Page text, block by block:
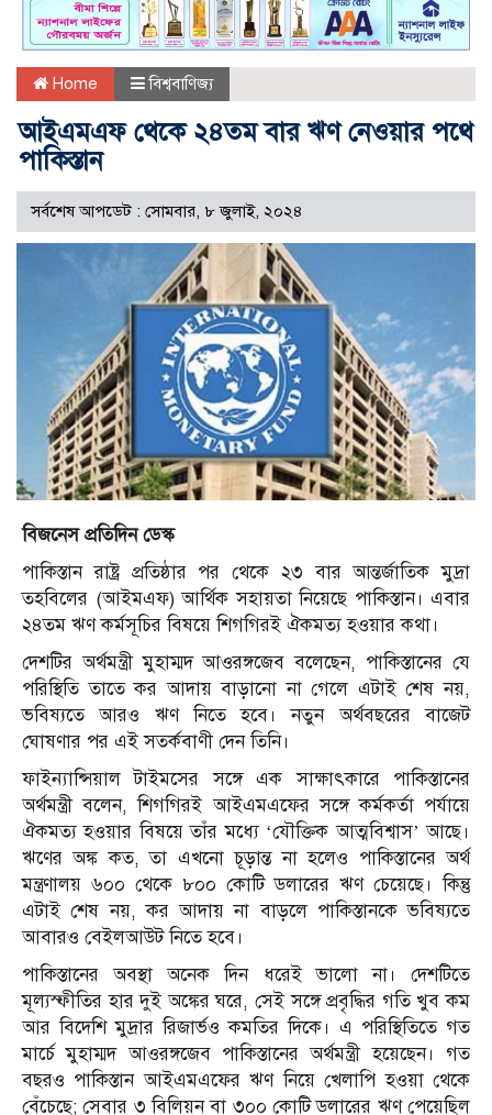
Home বিশ্ববাণিজ্য
আইএমএফ থেকে ২৪তম বার ঋণ নেওয়ার পথে
পাকিস্তান
সর্বশেষ আপডেট : সোমবার, ৮ জুলাই, ২০২৪
বিজনেস প্রতিদিন ডেস্ক
পাকিস্তান রাষ্ট্র প্রতিষ্ঠার পর থেকে ২৩ বার আন্তর্জাতিক মুদ্রা
তহবিলের (আইমএফ) আর্থিক সহায়তা নিয়েছে পাকিস্তান। এবার
২৪তম ঋণ কর্মসূচির বিষয়ে শিগগিরই ঐকমত্য হওয়ার কথা।
দেশটির অর্থমন্ত্রী মুহাম্মদ আওরঙ্গজেব বলেছেন, পাকিস্তানের যে
পরিস্থিতি তাতে কর আদায় বাড়ানো না গেলে এটাই শেষ নয়,
ভবিষ্যতে আরও ঋণ নিতে হবে। নতুন অর্থবছরের বাজেট
ঘোষণার পর এই সতর্কবাণী দেন তিনি।
ফাইন্যান্সিয়াল টাইমসের সঙ্গে এক সাক্ষাৎকারে পাকিস্তানের
অর্থমন্ত্রী বলেন, শিগগিরই আইএমএফের সঙ্গে কর্মকর্তা পর্যায়ে
ঐকমত্য হওয়ার বিষয়ে তাঁর মধ্যে ‘যৌক্তিক আত্মবিশ্বাস’ আছে।
ঋণের অঙ্ক কত, তা এখনো চূড়ান্ত না হলেও পাকিস্তানের অর্থ
মন্ত্রণালয় ৬০০ থেকে ৮০০ কোটি ডলারের ঋণ চেয়েছে। কিন্তু
এটাই শেষ নয়, কর আদায় না বাড়লে পাকিস্তানকে ভবিষ্যতে
আবারও বেইলআউট নিতে হবে।
পাকিস্তানের অবস্থা অনেক দিন ধরেই ভালো না। দেশটিতে
মূল্যস্ফীতির হার দুই অঙ্কের ঘরে, সেই সঙ্গে প্রবৃদ্ধির গতি খুব কম
আর বিদেশি মুদ্রার রিজার্ভও কমতির দিকে। এ পরিস্থিতিতে গত
মার্চে মুহাম্মদ আওরঙ্গজেব পাকিস্তানের অর্থমন্ত্রী হয়েছেন। গত
বছরও পাকিস্তান আইএমএফের ঋণ নিয়ে খেলাপি হওয়া থেকে
বেঁচেছে; সেবার ৩ বিলিয়ন বা ৩০০ কোটি ডলারের ঋণ পেয়েছিল